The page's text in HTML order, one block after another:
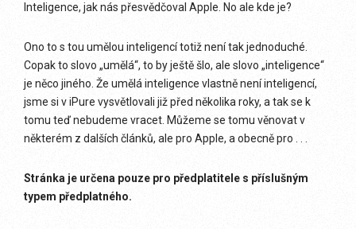
Inteligence, jak nás přesvědčoval Apple. No ale kde je?
Ono to s tou umělou inteligencí totiž není tak jednoduché.
Copak to slovo „umělá“, to by ještě šlo, ale slovo „inteligence“
je něco jiného. Že umělá inteligence vlastně není inteligencí,
jsme si v iPure vysvětlovali již před několika roky, a tak se k
tomu teď nebudeme vracet. Můžeme se tomu věnovat v
některém z dalších článků, ale pro Apple, a obecně pro . . .
Stránka je určena pouze pro předplatitele s příslušným
typem předplatného.